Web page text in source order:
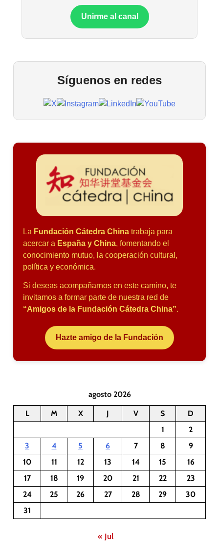
Unirme al canal
Síguenos en redes
La Fundación Cátedra China trabaja para
acercar a España y China, fomentando el
conocimiento mutuo, la cooperación cultural,
política y económica.
Si deseas acompañarnos en este camino, te
invitamos a formar parte de nuestra red de
“Amigos de la Fundación Cátedra China”.
Hazte amigo de la Fundación
agosto 2026
L M X J V S
D
1
2
3
4 5 6 7 8
9
10
11 12 13 14 15
16
17
18 19 20 21 22
23
24
25 26 27 28 29
30
31
« Jul